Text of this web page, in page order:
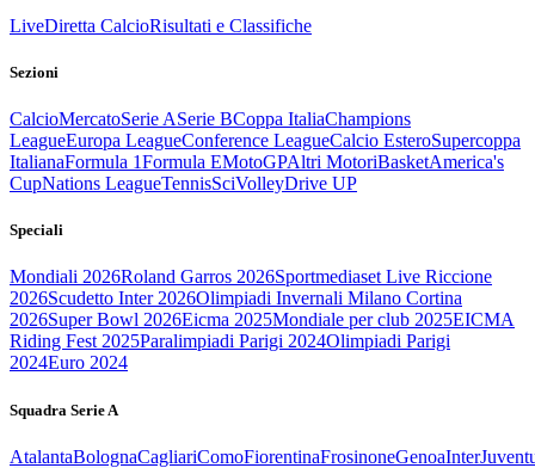
LiveDiretta CalcioRisultati e Classifiche
Sezioni
CalcioMercatoSerie ASerie BCoppa ItaliaChampions
LeagueEuropa LeagueConference LeagueCalcio EsteroSupercoppa
ItalianaFormula 1Formula EMotoGPAltri MotoriBasketAmerica's
CupNations LeagueTennisSciVolleyDrive UP
Speciali
Mondiali 2026Roland Garros 2026Sportmediaset Live Riccione
2026Scudetto Inter 2026Olimpiadi Invernali Milano Cortina
2026Super Bowl 2026Eicma 2025Mondiale per club 2025EICMA
Riding Fest 2025Paralimpiadi Parigi 2024Olimpiadi Parigi
2024Euro 2024
Squadra Serie A
AtalantaBolognaCagliariComoFiorentinaFrosinoneGenoaInter